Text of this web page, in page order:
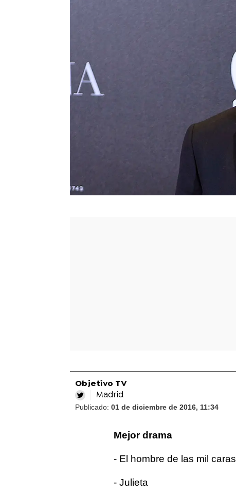
Objetivo TV
Madrid
Publicado: 01 de diciembre de 2016, 11:34
Mejor drama
- El hombre de las mil caras
- Julieta